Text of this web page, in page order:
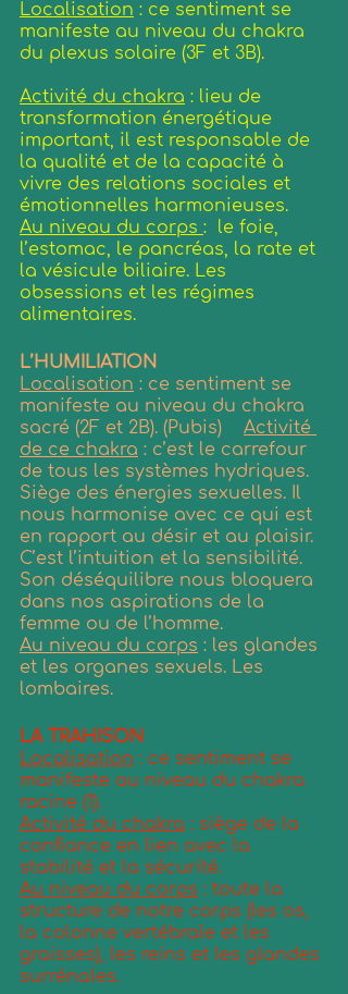
Localisation : ce sentiment se
manifeste au niveau du chakra
du plexus solaire (3F et 3B).
Activité du chakra : lieu de
transformation énergétique
important, il est responsable de
la qualité et de la capacité à
vivre des relations sociales et
émotionnelles harmonieuses.
Au niveau du corps :  le foie,
l’estomac, le pancréas, la rate et
la vésicule biliaire. Les
obsessions et les régimes
alimentaires.
L’HUMILIATION
Localisation : ce sentiment se
manifeste au niveau du chakra
sacré (2F et 2B). (Pubis) Activité
de ce chakra : c’est le carrefour
de tous les systèmes hydriques.
Siège des énergies sexuelles. Il
nous harmonise avec ce qui est
en rapport au désir et au plaisir.
C’est l’intuition et la sensibilité.
Son déséquilibre nous bloquera
dans nos aspirations de la
femme ou de l’homme.
Au niveau du corps : les glandes
et les organes sexuels. Les
lombaires.
LA TRAHISON
Localisation : ce sentiment se
manifeste au niveau du chakra
racine (1).
Activité du chakra : siège de la
confiance en lien avec la
stabilité et la sécurité.
Au niveau du corps : toute la
structure de notre corps (les os,
la colonne vertébrale et les
graisses), les reins et les glandes
surrénales.